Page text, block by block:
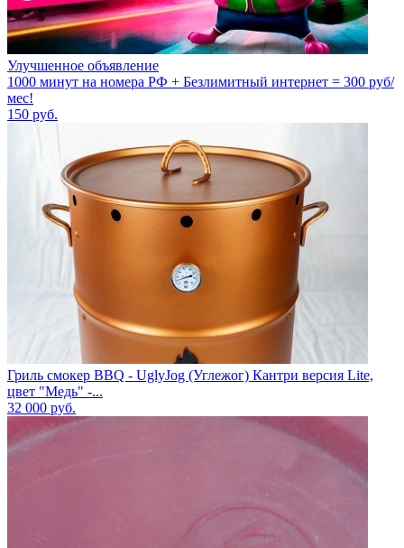
Улучшенное объявление
1000 минут на номера РФ + Безлимитный интернет = 300 руб/
мес!
150 руб.
Гриль смокер BBQ - UglyJog (Углежог) Кантри версия Lite,
цвет "Медь" -...
32 000 руб.